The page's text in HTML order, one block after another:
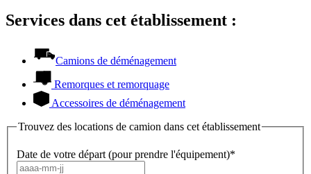
Services dans cet établissement :
Camions de déménagement
Remorques et remorquage
Accessoires de déménagement
Trouvez des locations de camion dans cet établissement
Date de votre départ (pour prendre l'équipement)*